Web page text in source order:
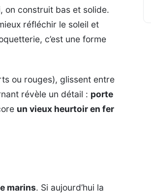
on construit bas et solide.
réfléchir le soleil et
c’est une forme
ou rouges), glissent entre
révèle un détail : porte
un vieux heurtoir en fer
marins. Si aujourd’hui la